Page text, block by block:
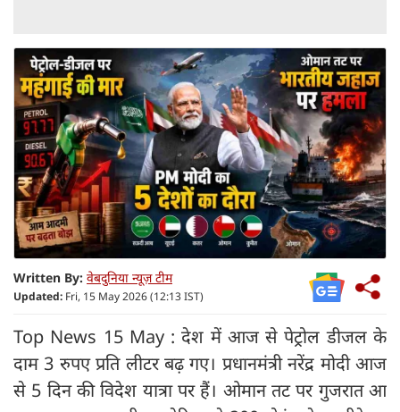
Written By: वेबदुनिया न्यूज़ टीम
Updated: Fri, 15 May 2026 (12:13 IST)
Top News 15 May : देश में आज से पेट्रोल डीजल के
दाम 3 रुपए प्रति लीटर बढ़ गए। प्रधानमंत्री नरेंद्र मोदी आज
से 5 दिन की विदेश यात्रा पर हैं। ओमान तट पर गुजरात आ